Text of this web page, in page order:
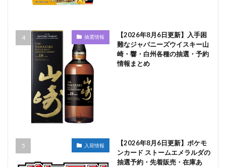
抽選情報
【2026年8月6日更新】入手困
難なジャパニーズウイスキー山
崎・響・白州各種の抽選・予約
情報まとめ
入荷情報
【2026年8月6日更新】ポケモ
ンカード ストームエメラルダの
抽選予約・先着販売・在庫あ